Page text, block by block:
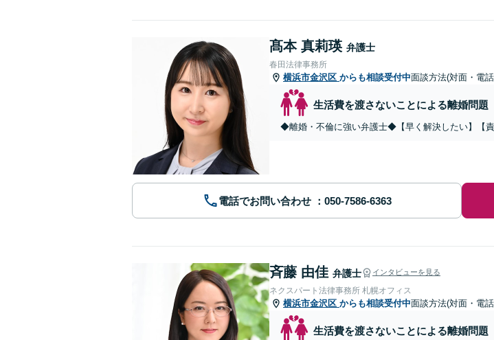
髙本 真莉瑛 弁護士
春田法律事務所
横浜市金沢区 からも相談受付中面談方法(対面・電
生活費を渡さないことによる離婚問題
◆離婚・不倫に強い弁護士◆【早く解決したい】【
電話でお問い合わせ
斉藤 由佳 弁護士 インタビューを見る
ネクスパート法律事務所 札幌オフィス
横浜市金沢区 からも相談受付中面談方法(対面・電
生活費を渡さないことによる離婚問題